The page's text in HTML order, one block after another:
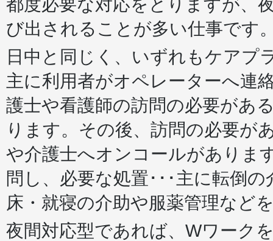
び出されることが多い仕事です
日中と同じく、いずれもケアプ
主に利用者がオペレーターへ連
護士や看護師の訪問の必要があ
ります。その後、訪問の必要が
や介護士へオンコールがありま
問し、必要な処置･･･主に転倒
床・就寝の介助や服薬管理など
夜間対応型であれば、Wワーク